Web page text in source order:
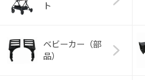
ト
ベビーカー（部
品）